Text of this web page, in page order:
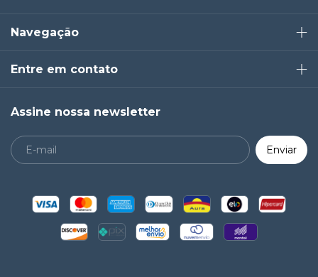
Navegação
Entre em contato
Assine nossa newsletter